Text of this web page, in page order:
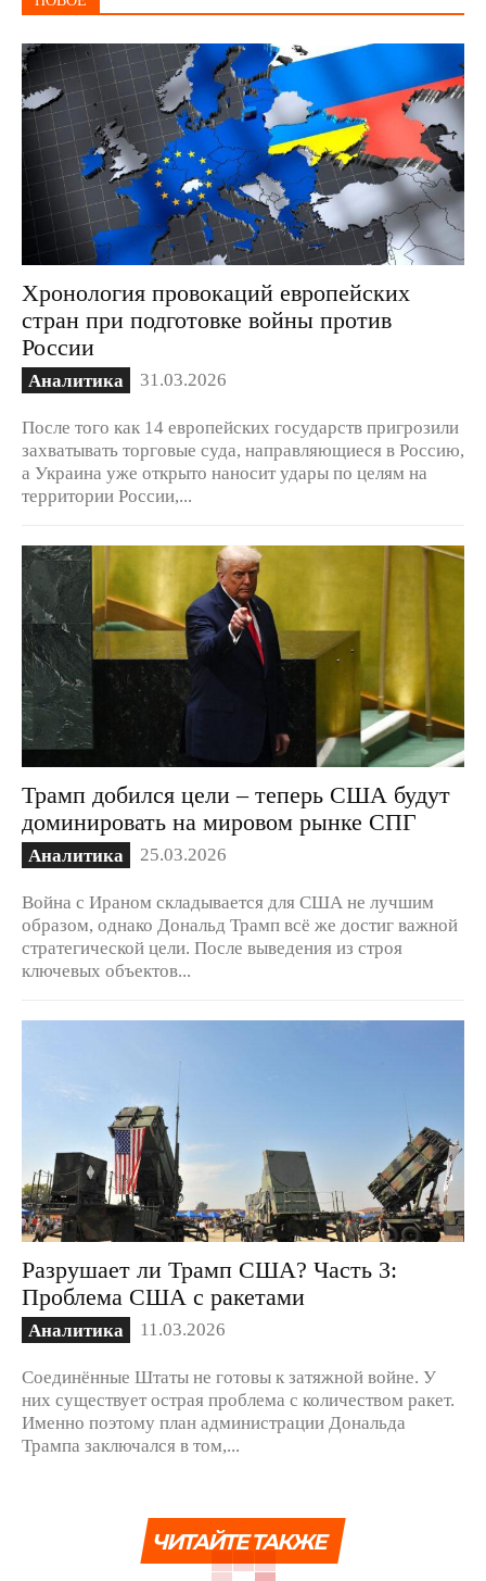
Хронология провокаций европейских
стран при подготовке войны против
России
Аналитика 31.03.2026
После того как 14 европейских государств пригрозили
захватывать торговые суда, направляющиеся в Россию,
а Украина уже открыто наносит удары по целям на
территории России,...
Трамп добился цели – теперь США будут
доминировать на мировом рынке СПГ
Аналитика 25.03.2026
Война с Ираном складывается для США не лучшим
образом, однако Дональд Трамп всё же достиг важной
стратегической цели. После выведения из строя
ключевых объектов...
Разрушает ли Трамп США? Часть 3:
Проблема США с ракетами
Аналитика 11.03.2026
Соединённые Штаты не готовы к затяжной войне. У
них существует острая проблема с количеством ракет.
Именно поэтому план администрации Дональда
Трампа заключался в том,...
ЧИТАЙТЕ ТАКЖЕ